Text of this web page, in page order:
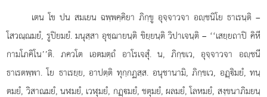
เตนโข ปน สมเยน ฉพฺพคฺคิยา ภิกฺขู อุจฺจาวจา อฺชนิโย ธาเรนฺติ –
โสวณฺณมยํ, รูปิยมยํ. มนุสฺสา อุชฺฌายนฺติ ขิยฺยนฺติ วิปาเจนฺติ – ‘‘เสยฺยถาปิ คิหี
กามโภคิโน’’ติ. ภควโต เอตมตฺถํ อาโรเจสุํ. น, ภิกฺขเว, อุจฺจาวจา อฺชนี
ธาเรตพฺพา. โย ธาเรยฺย, อาปตฺติ ทุกฺกฏสฺส. อนุชานามิ, ภิกฺขเว, อฏฺิมยํ, ทนฺ
ตมยํ, วิสาณมยํ, นฬมยํ, เวฬุมยํ, กฏฺมยํ, ชตุมยํ, ผลมยํ, โลหมยํ, สงฺขนาภิมยนฺ